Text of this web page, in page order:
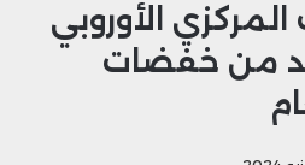
الأوروبي
من خفضات